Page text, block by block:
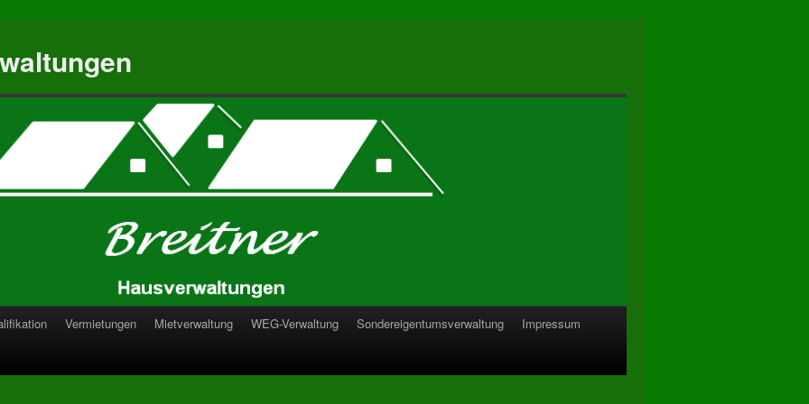
Vermietungen Mietverwaltung WEG-Verwaltung Sondereigentumsverwaltung
Impressum